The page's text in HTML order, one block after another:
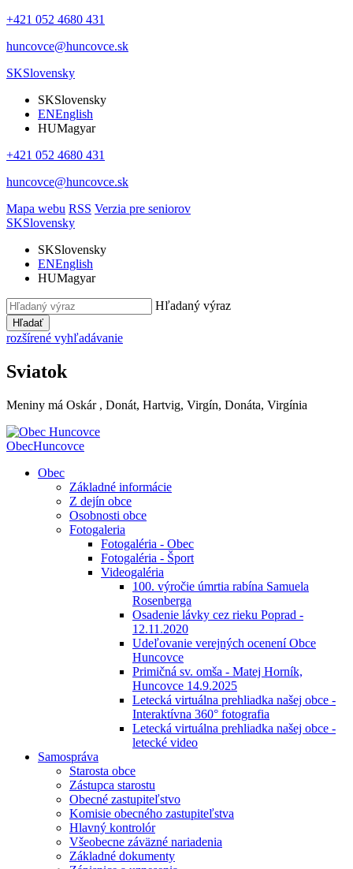
+421 052 4680 431
huncovce@huncovce.sk
SKSlovensky
SKSlovensky
ENEnglish
HUMagyar
+421 052 4680 431
huncovce@huncovce.sk
Mapa webu RSS Verzia pre seniorov
SKSlovensky
SKSlovensky
ENEnglish
HUMagyar
Hľadaný výraz
Hľadať
rozšírené vyhľadávanie
Sviatok
Meniny má Oskár , Donát, Hartvig, Virgín, Donáta, Virgínia
ObecHuncovce
Obec
Základné informácie
Z dejín obce
Osobnosti obce
Fotogaleria
Fotogaléria - Obec
Fotogaléria - Šport
Videogaléria
100. výročie úmrtia rabína Samuela
Rosenberga
Osadenie lávky cez rieku Poprad -
12.11.2020
Udeľovanie verejných ocenení Obce
Huncovce
Primičná sv. omša - Matej Horník,
Huncovce 14.9.2025
Letecká virtuálna prehliadka našej obce -
Interaktívna 360° fotografia
Letecká virtuálna prehliadka našej obce -
letecké video
Samospráva
Starosta obce
Zástupca starostu
Obecné zastupiteľstvo
Komisie obecného zastupiteľstva
Hlavný kontrolór
Všeobecne záväzné nariadenia
Základné dokumenty